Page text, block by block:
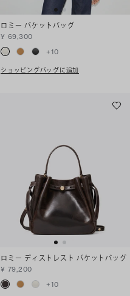
ロミー バケットバッグ
¥ 69,300
+10
ショッピングバッグに追加
ロミー ディストレスト バケットバッグ
¥ 79,200
+10